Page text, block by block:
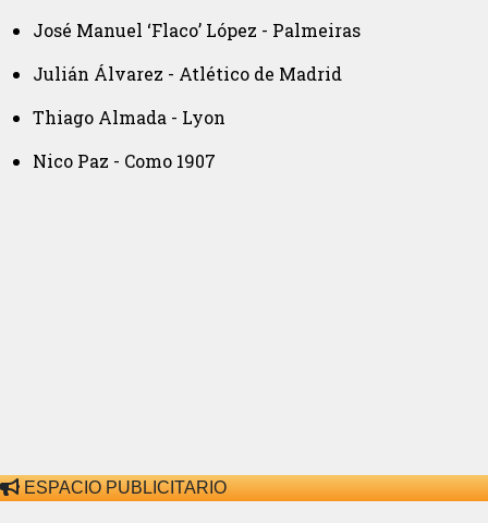
José Manuel ‘Flaco’ López - Palmeiras
Julián Álvarez - Atlético de Madrid
Thiago Almada - Lyon
Nico Paz - Como 1907
ESPACIO PUBLICITARIO